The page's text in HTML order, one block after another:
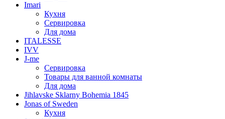
Imari
Кухня
Сервировка
Для дома
ITALESSE
IVV
J-me
Сервировка
Товары для ванной комнаты
Для дома
Jihlavske Sklarny Bohemia 1845
Jonas of Sweden
Кухня